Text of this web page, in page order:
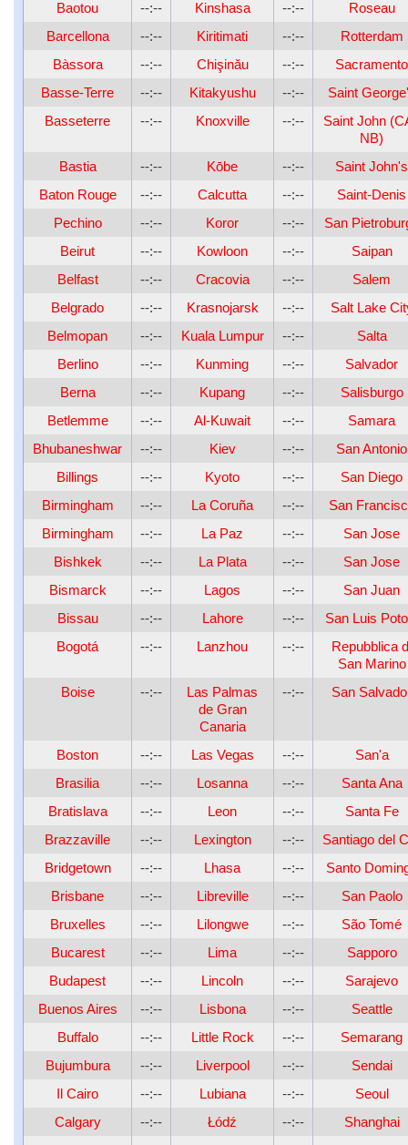
Baotou --:-- Kinshasa --:--
Roseau
Barcellona
--:-- Kiritimati --:--
Rotterdam
Bàssora
--:-- Chişinău --:--
Sacramento
Basse-Terre
--:-- Kitakyushu --:--
Saint
Basseterre
--:-- Knoxville --:--
Saint John
NB)
Bastia
--:-- Kōbe --:--
Saint John's
Baton Rouge
--:-- Calcutta --:--
Saint-Denis
Pechino
--:-- Koror --:--
San
Beirut
--:-- Kowloon --:--
Saipan
Belfast
--:-- Cracovia --:--
Salem
Belgrado
--:-- Krasnojarsk --:--
Salt Lake
Belmopan
--:-- Kuala Lumpur --:--
Salta
Berlino
--:-- Kunming --:--
Salvador
Berna
--:-- Kupang --:--
Salisburgo
Betlemme
--:-- Al-Kuwait --:--
Samara
Bhubaneshwar
--:-- Kiev --:--
San Antonio
Billings
--:-- Kyoto --:--
San Diego
Birmingham
--:-- La Coruña --:--
San
Birmingham
--:-- La Paz --:--
San Jose
Bishkek
--:-- La Plata --:--
San Jose
Bismarck
--:-- Lagos --:--
San Juan
Bissau
--:-- Lahore --:--
San Luis
Bogotá
--:-- Lanzhou --:--
Repubblica
San Marino
Boise
--:--
Las Palmas
de Gran
Canaria
--:-- San
Boston --:-- Las Vegas --:--
San'a
Brasilia
--:-- Losanna --:--
Santa Ana
Bratislava
--:-- Leon --:--
Santa Fe
Brazzaville
--:-- Lexington --:--
Santiago del
Bridgetown
--:-- Lhasa --:--
Santo
Brisbane
--:-- Libreville --:--
San Paolo
Bruxelles
--:-- Lilongwe --:--
São Tomé
Bucarest
--:-- Lima --:--
Sapporo
Budapest
--:-- Lincoln --:--
Sarajevo
Buenos Aires
--:-- Lisbona --:--
Seattle
Buffalo
--:-- Little Rock --:--
Semarang
Bujumbura
--:-- Liverpool --:--
Sendai
Il Cairo
--:-- Lubiana --:--
Seoul
Calgary
--:-- Łódź --:--
Shanghai